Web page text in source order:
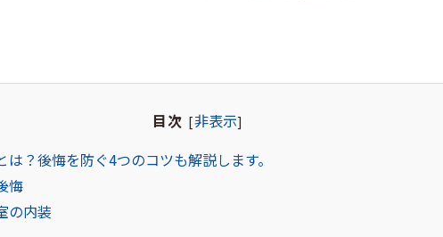
目次 [非表示]
？後悔を防ぐ4つのコツも解説します。
悔
の内装